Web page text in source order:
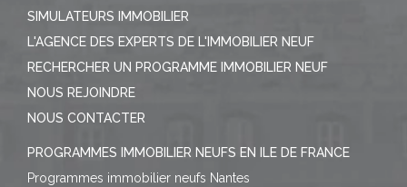
SIMULATEURS IMMOBILIER
L'AGENCE DES EXPERTS DE L'IMMOBILIER NEUF
RECHERCHER UN PROGRAMME IMMOBILIER NEUF
NOUS REJOINDRE
NOUS CONTACTER
PROGRAMMES IMMOBILIER NEUFS EN ILE DE FRANCE
Programmes immobilier neufs Nantes